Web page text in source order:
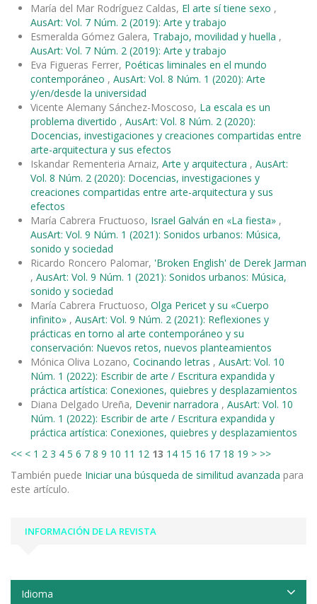
María del Mar Rodríguez Caldas, El arte sí tiene sexo ,
AusArt: Vol. 7 Núm. 2 (2019): Arte y trabajo
Esmeralda Gómez Galera, Trabajo, movilidad y huella ,
AusArt: Vol. 7 Núm. 2 (2019): Arte y trabajo
Eva Figueras Ferrer, Poéticas liminales en el mundo
contemporáneo , AusArt: Vol. 8 Núm. 1 (2020): Arte
y/en/desde la universidad
Vicente Alemany Sánchez-Moscoso, La escala es un
problema divertido , AusArt: Vol. 8 Núm. 2 (2020):
Docencias, investigaciones y creaciones compartidas entre
arte-arquitectura y sus efectos
Iskandar Rementeria Arnaiz, Arte y arquitectura , AusArt:
Vol. 8 Núm. 2 (2020): Docencias, investigaciones y
creaciones compartidas entre arte-arquitectura y sus
efectos
María Cabrera Fructuoso, Israel Galván en «La fiesta» ,
AusArt: Vol. 9 Núm. 1 (2021): Sonidos urbanos: Música,
sonido y sociedad
Ricardo Roncero Palomar, 'Broken English' de Derek Jarman
, AusArt: Vol. 9 Núm. 1 (2021): Sonidos urbanos: Música,
sonido y sociedad
María Cabrera Fructuoso, Olga Pericet y su «Cuerpo
infinito» , AusArt: Vol. 9 Núm. 2 (2021): Reflexiones y
prácticas en torno al arte contemporáneo y su
conservación: Nuevos retos, nuevos planteamientos
Mónica Oliva Lozano, Cocinando letras , AusArt: Vol. 10
Núm. 1 (2022): Escribir de arte / Escritura expandida y
práctica artística: Conexiones, quiebres y desplazamientos
Diana Delgado Ureña, Devenir narradora , AusArt: Vol. 10
Núm. 1 (2022): Escribir de arte / Escritura expandida y
práctica artística: Conexiones, quiebres y desplazamientos
<< < 1 2 3 4 5 6 7 8 9 10 11 12 13 14 15 16 17 18 19 > >>
También puede Iniciar una búsqueda de similitud avanzada para
este artículo.
INFORMACIÓN DE LA REVISTA
Idioma